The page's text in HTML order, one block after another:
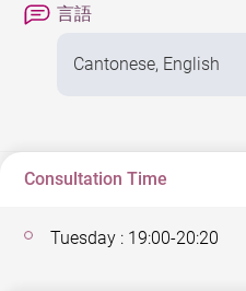
言語
Cantonese, English
Consultation Time
Tuesday : 19:00-20:20